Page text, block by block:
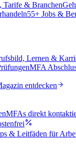
Tarife & Branchen
55+ Jobs &
Lernen &
MFA
entdecken
MFAs direkt
& Leitfäden für